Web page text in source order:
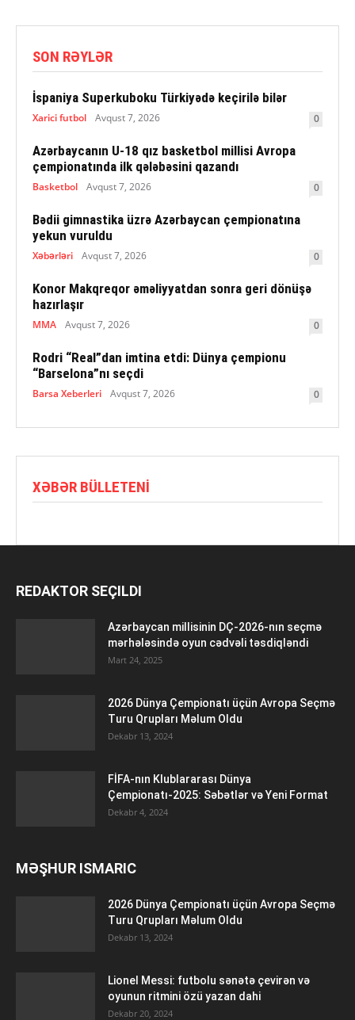
SON RƏYLƏR
İspaniya Superkuboku Türkiyədə keçirilə bilər
Xarici futbol Avqust 7, 2026 0
Azərbaycanın U-18 qız basketbol millisi Avropa
çempionatında ilk qələbəsini qazandı
Basketbol Avqust 7, 2026 0
Bədii gimnastika üzrə Azərbaycan çempionatına
yekun vuruldu
Xəbərləri Avqust 7, 2026 0
Konor Makqreqor əməliyyatdan sonra geri dönüşə
hazırlaşır
MMA Avqust 7, 2026 0
Rodri “Real”dan imtina etdi: Dünya çempionu
“Barselona”nı seçdi
Barsa Xeberleri Avqust 7, 2026 0
XƏBƏR BÜLLETENI
REDAKTOR SEÇILDI
Azərbaycan millisinin DÇ-2026-nın seçmə
mərhələsində oyun cədvəli təsdiqləndi
Mart 24, 2025
2026 Dünya Çempionatı üçün Avropa Seçmə
Turu Qrupları Məlum Oldu
Dekabr 13, 2024
FİFA-nın Klublararası Dünya
Çempionatı-2025: Səbətlər və Yeni Format
Dekabr 4, 2024
MƏŞHUR ISMARIC
2026 Dünya Çempionatı üçün Avropa Seçmə
Turu Qrupları Məlum Oldu
Dekabr 13, 2024
Lionel Messi: futbolu sənətə çevirən və
oyunun ritmini özü yazan dahi
Dekabr 20, 2024